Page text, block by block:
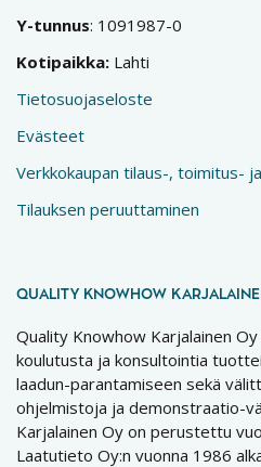
Y-tunnus: 1091987-0
Kotipaikka: Lahti
Tietosuojaseloste
Evästeet
Verkkokaupan tilaus-, toimitus-
Tilauksen peruuttaminen
QUALITY KNOWHOW
Quality Knowhow Karjalainen
koulutusta ja konsultointia
laadun-parantamiseen sekä
ohjelmistoja ja demonstraatio-
Karjalainen Oy on perustettu
Laatutieto Oy:n vuonna 1986